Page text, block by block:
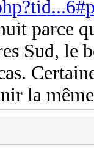
parce
Sud, le
la